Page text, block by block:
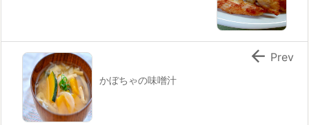
かぼちゃの味噌汁
 Prev